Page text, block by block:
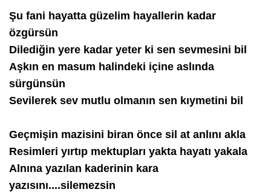
Şu fani hayatta güzelim hayallerin kadar
özgürsün
Dilediğin yere kadar yeter ki sen sevmesini bil
Aşkın en masum halindeki içine aslında
sürgünsün
Sevilerek sev mutlu olmanın sen kıymetini bil
Geçmişin mazisini biran önce sil at anlını akla
Resimleri yırtıp mektupları yakta hayatı yakala
Alnına yazılan kaderinin kara
yazısını....silemezsin